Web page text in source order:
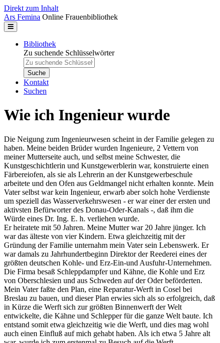
Direkt zum Inhalt
Ars Femina Online Frauenbibliothek
Bibliothek
Zu suchende Schlüsselwörter
Kontakt
Suchen
Wie ich Ingenieur wurde
Die Neigung zum Ingenieurwesen scheint in der Familie gelegen zu
haben. Meine beiden Brüder wurden Ingenieure, 2 Vettern von
meiner Mutterseite auch, und selbst meine Schwester, die
Kunstgeschichtlerin und Kunstgewerblerin war, konstruierte einen
Färbereiofen, als sie als Lehrerin an der Kunstgewerbeschule
arbeitete und den Ofen aus Geldmangel nicht erhalten konnte. Mein
Vater selbst war kein Ingenieur, erwarb aber solch hohe Verdienste
um speziell das Wasserverkehrswesen - er war einer der ersten und
aktivsten Befürworter des Donau-Oder-Kanals -, daß ihm die
Würde eines Dr. Ing. E. h. verliehen wurde.
Er heiratete mit 50 Jahren. Meine Mutter war 20 Jahre jünger. Ich
war das älteste von vier Kindern. Etwa gleichzeitig mit der
Gründung der Familie unternahm mein Vater sein Lebenswerk. Er
war damals zu Jahrhundertbeginn Direktor der Reederei eines der
größten deutschen Kohle- und Erz-Ein-und Ausfuhr-Unternehmen.
Die Firma besaß Schleppdampfer und Kähne, die Kohle und Erz
von Oberschlesien und aus Schweden auf der Oder beförderten.
Mein Vater faßte den Plan, eine Reparatur-Werft in Cosel bei
Breslau zu bauen, und dieser Plan erwies sich als so erfolgreich, daß
in Kürze die Werft sich zur größten Binnenwerft der Welt
entwickelte, die Kähne und Schlepper für die ganze Welt baute. Ich
entstand somit etwa gleichzeitig wie die Werft, und dies mag wohl
auch einen Einfluß auf mich gehabt haben. Als ich etwa 5 Jahre alt